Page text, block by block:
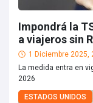
Impondrá la
a viajeros sin
1 Diciembre 2025,
La medida entra en
2026
ESTADOS UNIDOS